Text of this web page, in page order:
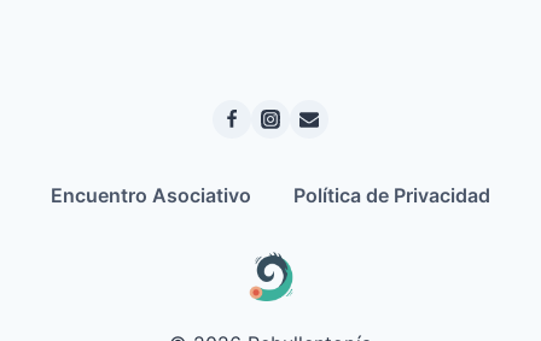
Encuentro Asociativo Política de Privacidad